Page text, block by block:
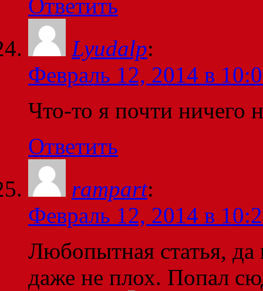
Ответить
Lyudalp:
Февраль 12, 2014 в
Что-то я почти ничего
Ответить
rampart:
Февраль 12, 2014 в
Любопытная статья,
даже не плох. Попал